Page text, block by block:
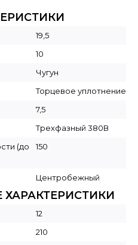
19,5
10
Чугун
Торцевое уплотнение
7,5
Трехфазный 380В
(до
150
Центробежный
12
210